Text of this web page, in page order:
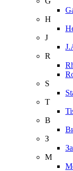
H
J
R
S
T
В
З
М